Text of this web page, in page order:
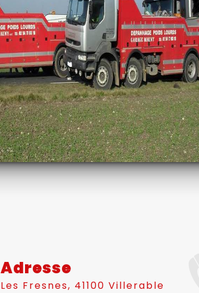
Adresse
Les Fresnes, 41100 Villerable